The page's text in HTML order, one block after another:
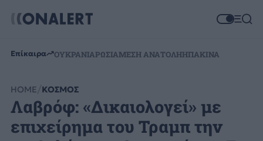
Επίκαιρα ΟΥΚΡΑΝΙΑΡΩΣΙΑΜΕΣΗ ΑΝΑΤΟΛΗΗΠΑΚΙΝΑ
HOME ΚΟΣΜΟΣ
Λαβρόφ: «Δικαιολογεί» με
επιχείρημα του Τραμπ την